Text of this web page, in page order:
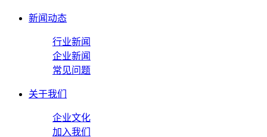
新闻动态
行业新闻
企业新闻
常见问题
关于我们
企业文化
加入我们